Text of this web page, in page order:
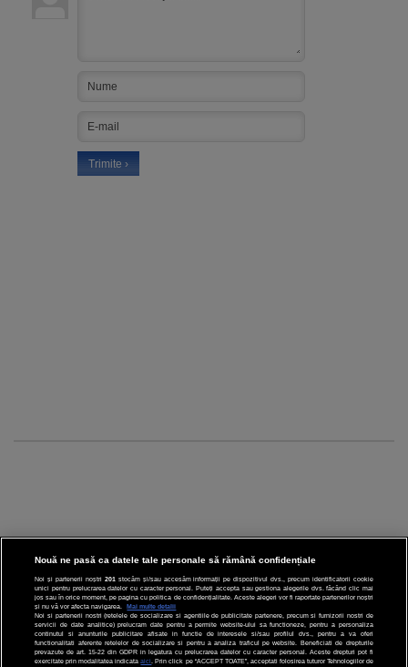
CINEMA
DIVERTISMENT
STIRI
Nouă ne pasă ca datele tale personale să rămână confidențiale
Noi și partenerii noștri 201 stocăm și/sau accesăm informații pe dispozitivul dvs., precum identificatorii cookie
unici pentru prelucrarea datelor cu caracter personal. Puteți accepta sau gestiona alegerile dvs. făcând clic mai
jos sau în orice moment, pe pagina cu politica de confidențialitate. Aceste alegeri vor fi raportate partenerilor noștri
și nu vă vor afecta navigarea.
Mai multe detalii
Noi si partenerii nostri (retelele de socializare si agentiile de publicitate partenere, precum si furnizorii nostri de
servicii de date analitice) prelucram date pentru a permite website-ului sa functioneze, pentru a personaliza
continutul si anunturile publicitare afisate in functie de interesele si/sau profilul dvs., pentru a va oferi
functionalitati aferente retelelor de socializare si pentru a analiza traficul pe website. Beneficiati de drepturile
prevazute de art. 15-22 din GDPR in legatura cu prelucrarea datelor cu caracter personal. Aceste drepturi pot fi
exercitate prin modalitatea indicataaici . Prin click pe “ACCEPT TOATE”, acceptati folosirea tuturor Tehnologiilor de